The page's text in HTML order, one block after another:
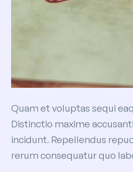
Quam et voluptas sequi
Distinctio maxime
incidunt. Repellendus
rerum consequatur quo